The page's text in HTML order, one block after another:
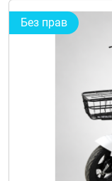
Без прав